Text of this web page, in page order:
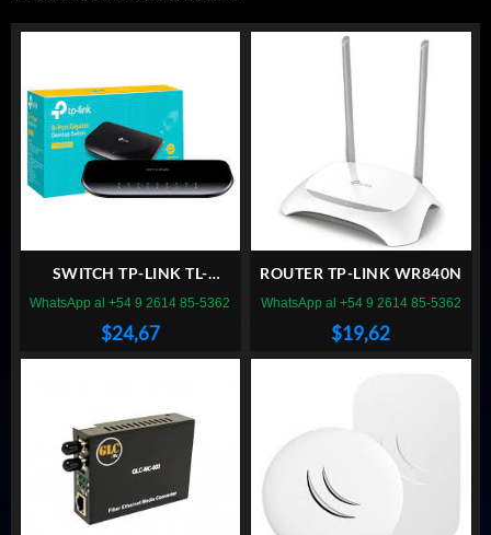
SWITCH TP-LINK TL-
SG1008D 8 PUERTOS
$24,67
WhatsApp al +54 9 2614 85-5362
ROUTER TP-LINK WR840N
$19,62
WhatsApp al +54 9 2614 85-5362